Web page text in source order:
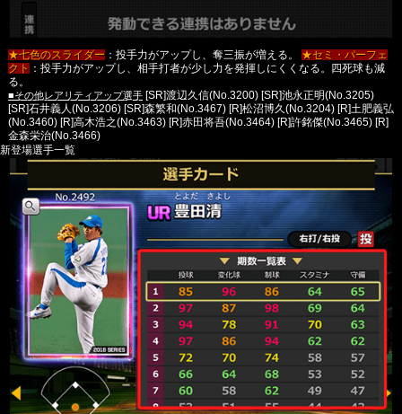
★七色のスライダー：投手力がアップし、奪三振が増える。
★セミ・パーフェ
クト ：投手力がアップし、相手打者が少し力を発揮しにくくなる。四死球も減
る。
■その他レアリティアップ選手[SR]渡辺久信(No.3200)[SR]池永正明(No.3205)
[SR]石井義人(No.3206)[SR]森繁和(No.3467)[R]松沼博久(No.3204)[R]土肥義弘
(No.3460)[R]高木浩之(No.3463)[R]赤田将吾(No.3464)[R]許銘傑(No.3465)[R]
金森栄治(No.3466)
新登場選手一覧